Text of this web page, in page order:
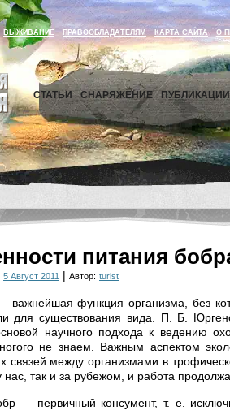
ВЫЖИВАНИЕ ПРАВООБЛАДАТЕЛЯМ КАРТА САЙТА О
СТАТЬИ СНАРЯЖЕНИЕ ПУБЛИКАЦИИ
питания
5 Август 2011 | Автор: turist
важнейшая функция организма, без
для существования вида. П. Б.
научного подхода к ведению
не знаем. Важным аспектом
связей между организмами в
нас, так и за рубежом, и работа
— первичный консумент, т. е.